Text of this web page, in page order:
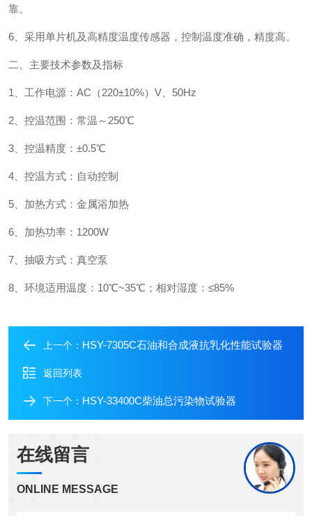
靠。
6、采用单片机及高精度温度传感器，控制温度准确，精度高。
二、主要技术参数及指标
1、工作电源：AC（220±10%）V、50Hz
2、控温范围：常温～250℃
3、控温精度：±0.5℃
4、控温方式：自动控制
5、加热方式：金属浴加热
6、加热功率：1200W
7、抽吸方式：真空泵
8、环境适用温度：10℃~35℃； 相对湿度：≤85%
上一个： HSY-7305C石油和合成液抗乳化性能试验器
返回列表
下一个： HSY-33400C柴油总污染物试验器
在线留言
ONLINE MESSAGE